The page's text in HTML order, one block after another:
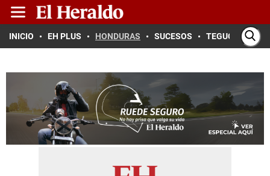
INICIO EH PLUS HONDURAS SUCESOS TEGUCIGALPA